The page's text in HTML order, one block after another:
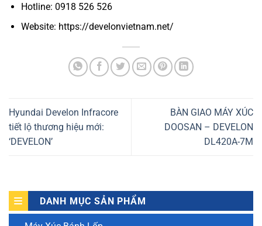
Hotline: 0918 526 526
Website: https://develonvietnam.net/
Hyundai Develon Infracore
tiết lộ thương hiệu mới:
‘DEVELON’
BÀN GIAO MÁY XÚC
DOOSAN – DEVELON
DL420A-7M
DANH MỤC SẢN PHẨM